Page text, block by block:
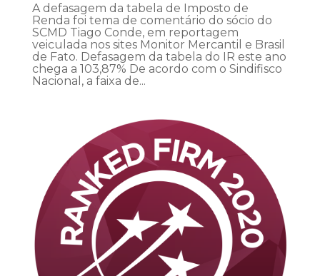
A defasagem da tabela de Imposto de
Renda foi tema de comentário do sócio do
SCMD Tiago Conde, em reportagem
veiculada nos sites Monitor Mercantil e Brasil
de Fato. Defasagem da tabela do IR este ano
chega a 103,87% De acordo com o Sindifisco
Nacional, a faixa de...